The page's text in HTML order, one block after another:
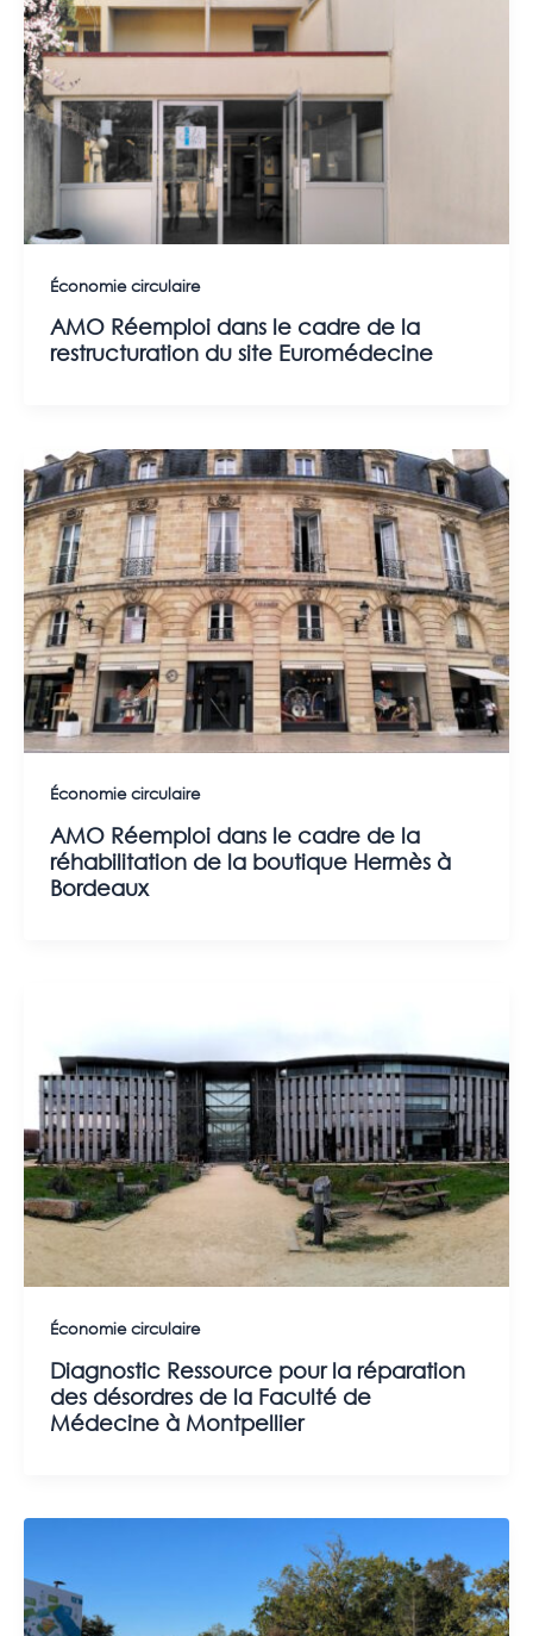
Économie circulaire
AMO Réemploi dans le cadre de la
restructuration du site Euromédecine
Économie circulaire
AMO Réemploi dans le cadre de la
réhabilitation de la boutique Hermès à
Bordeaux
Économie circulaire
Diagnostic Ressource pour la réparation
des désordres de la Faculté de
Médecine à Montpellier